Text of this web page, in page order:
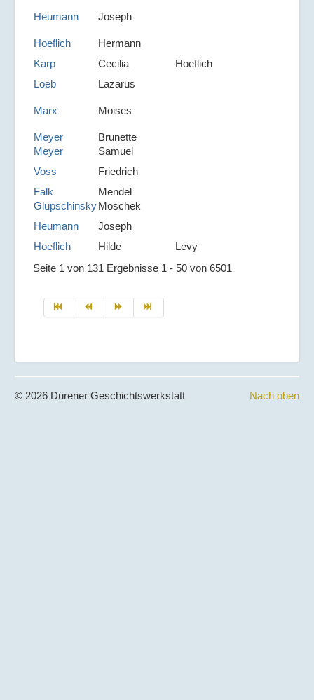
Heumann Joseph
Hoeflich
Hermann
Karp
Cecilia
Hoeflich
Loeb
Lazarus
Marx Moises
Meyer
Brunette
Meyer
Samuel
Voss
Friedrich
Falk
Mendel
GlupschinskyMoschek
Heumann
Joseph
Hoeflich
Hilde
Levy
Seite 1 von 131 Ergebnisse 1 - 50 von 6501
Nach oben
© 2026 Dürener Geschichtswerkstatt